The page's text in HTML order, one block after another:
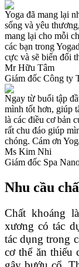
Yoga đã mang lại
sống và yêu
mang lại cho mỗi
các bạn trong
cực và sẽ biến đổi
Mr Hữu Tâm
Giám đốc Công ty
Ngay từ buổi tập
mình tốt hơn, giúp
là các điều cơ bản
rất chu đáo giúp
chóng. Cám ơn
Ms Kim Nhi
Giám đốc Spa
Nhu cầu
Chất khoáng
xương có tác
tác dụng trong
cơ thể ăn thiếu